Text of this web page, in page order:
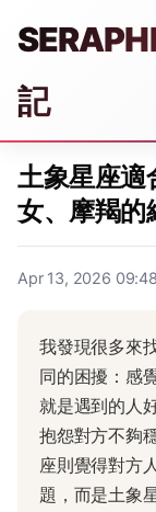
記
土象星座適
女、摩羯的
Apr 13, 2026 09:48
我發現很多來
同的困擾：感
就是遇到的人
抱怨對方不夠
座則覺得對方
題，而是土象